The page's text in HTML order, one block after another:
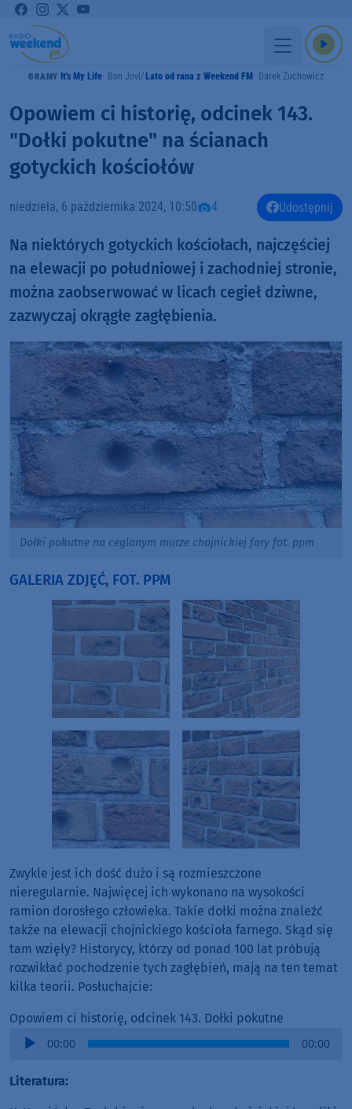
GRAMY It's My Life Bon Jovi Lato od rana z Weekend FM Darek Żuchowicz
Opowiem ci historię, odcinek 143.
"Dołki pokutne" na ścianach
gotyckich kościołów
niedziela, 6 października 2024, 10:50 4 Udostępnij
Na niektórych gotyckich kościołach, najczęściej
na elewacji po południowej i zachodniej stronie,
można zaobserwować w licach cegieł dziwne,
zazwyczaj okrągłe zagłębienia.
Dołki pokutne na ceglanym murze chojnickiej fary fot. ppm
GALERIA ZDJĘĆ, FOT. PPM
Zwykle jest ich dość dużo i są rozmieszczone
nieregularnie. Najwięcej ich wykonano na wysokości
ramion dorosłego człowieka. Takie dołki można znaleźć
także na elewacji chojnickiego kościoła farnego. Skąd się
tam wzięły? Historycy, którzy od ponad 100 lat próbują
rozwikłać pochodzenie tych zagłębień, mają na ten temat
kilka teorii. Posłuchajcie:
Opowiem ci historię, odcinek 143. Dołki pokutne
Audio
00:00 00:00
Literatura: